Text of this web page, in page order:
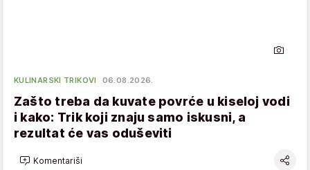
KULINARSKI TRIKOVI 06.08.2026.
Zašto treba da kuvate povrće u kiseloj vodi
i kako: Trik koji znaju samo iskusni, a
rezultat će vas oduševiti
Komentariši